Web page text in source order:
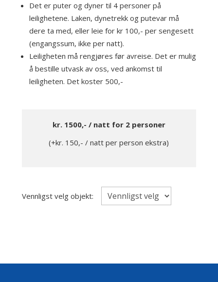
Det er puter og dyner til 4 personer på
leilighetene. Laken, dynetrekk og putevar må
dere ta med, eller leie for kr 100,- per sengesett
(engangssum, ikke per natt).
Leiligheten må rengjøres før avreise. Det er mulig
å bestille utvask av oss, ved ankomst til
leiligheten. Det koster 500,-
kr. 1500,- / natt for 2 personer
(+kr. 150,- / natt per person ekstra)
Vennligst velg objekt: